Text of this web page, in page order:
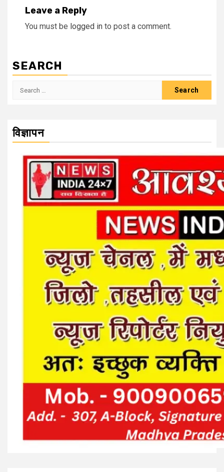
Leave a Reply
You must be logged in to post a comment.
SEARCH
Search
विज्ञापन